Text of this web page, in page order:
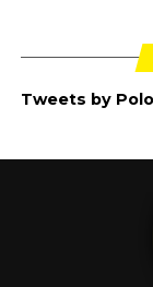
Tweets by